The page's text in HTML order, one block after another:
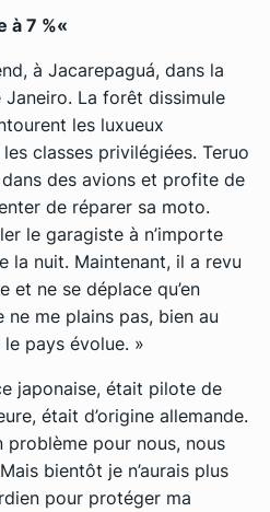
à 7 %«
à Jacarepaguá, dans la
La forêt dissimule
les luxueux
classes privilégiées. Teruo
des avions et profite de
de réparer sa moto.
le garagiste à n’importe
la nuit. Maintenant, il a revu
et ne se déplace qu’en
ne me plains pas, bien au
pays évolue. »
japonaise, était pilote de
était d’origine allemande.
problème pour nous, nous
bientôt je n’aurais plus
pour protéger ma